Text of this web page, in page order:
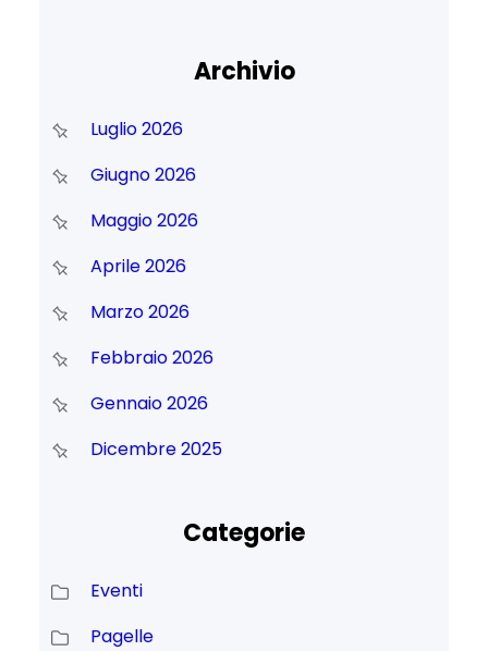
Archivio
Luglio 2026
Giugno 2026
Maggio 2026
Aprile 2026
Marzo 2026
Febbraio 2026
Gennaio 2026
Dicembre 2025
Categorie
Eventi
Pagelle